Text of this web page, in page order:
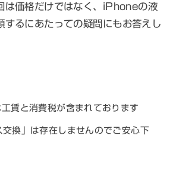
は価格だけではなく、iPhoneの液
するにあたっての疑問にもお答えし
賃と消費税が含まれております
交換」は存在しませんのでご安心下